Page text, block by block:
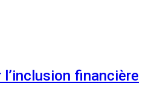
financière